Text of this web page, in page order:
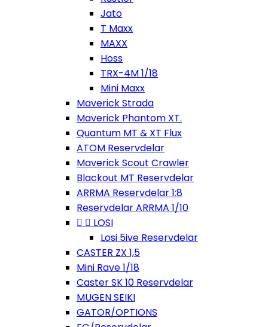
Jato
T Maxx
MAXX
Hoss
TRX-4M 1/18
Mini Maxx
Maverick Strada
Maverick Phantom XT.
Quantum MT & XT Flux
ATOM Reservdelar
Maverick Scout Crawler
Blackout MT Reservdelar
ARRMA Reservdelar 1:8
Reservdelar ARRMA 1/10
  LOSI
Losi 5ive Reservdelar
CASTER ZX 1,5
Mini Rave 1/18
Caster SK 10 Reservdelar
MUGEN SEIKI
GATOR/OPTIONS